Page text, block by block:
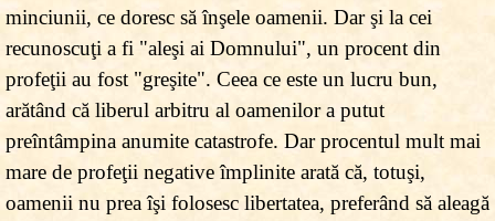
minciunii, ce doresc să înşele oamenii. Dar şi la cei
recunoscuţi a fi "aleşi ai Domnului", un procent din
profeţii au fost "greşite". Ceea ce este un lucru bun,
arătând că liberul arbitru al oamenilor a putut
preîntâmpina anumite catastrofe. Dar procentul mult mai
mare de profeţii negative împlinite arată că, totuşi,
oamenii nu prea îşi folosesc libertatea, preferând să aleagă